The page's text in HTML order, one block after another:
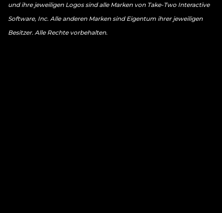
und ihre jeweiligen Logos sind alle Marken von Take-Two Interactive
Software, Inc. Alle anderen Marken sind Eigentum ihrer jeweiligen
Besitzer. Alle Rechte vorbehalten.